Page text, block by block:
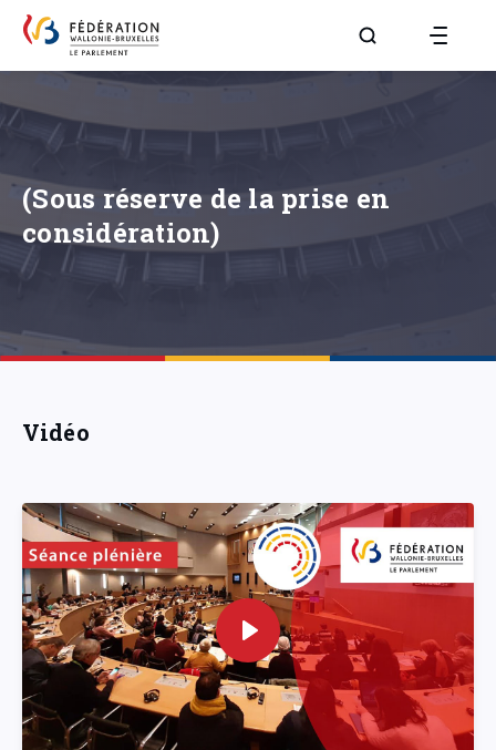
Aller à la page
(Sous réserve de la prise en
considération)
Vidéo